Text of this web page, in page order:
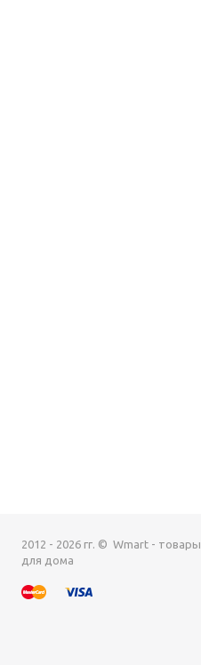
2012 - 2026 гг. © Wmart - товары
для дома